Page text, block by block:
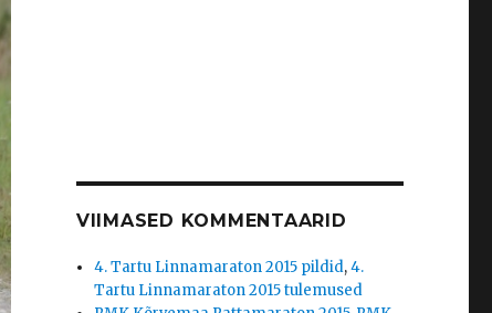
VIIMASED KOMMENTAARID
4. Tartu Linnamaraton 2015 pildid,4.
Tartu Linnamaraton 2015 tulemused